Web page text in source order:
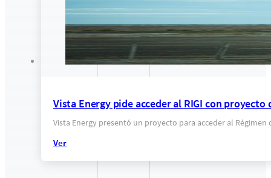
Vista Energy pide acceder al RIGI con proyecto
Vista Energy presentó un proyecto para acceder al
Ver